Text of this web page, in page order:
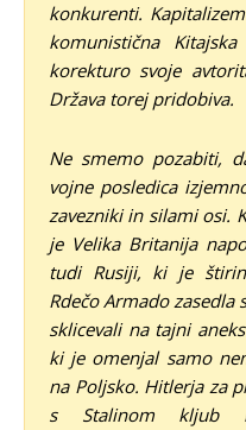
konkurenti.
komunistična
korekturo svoje
Država torej pridobiva.
Ne smemo pozabiti,
vojne posledica
zavezniki in silami osi.
je Velika Britanija
tudi Rusiji, ki je
Rdečo Armado zasedla
sklicevali na tajni
ki je omenjal samo
na Poljsko. Hitlerja za
s Stalinom kljub